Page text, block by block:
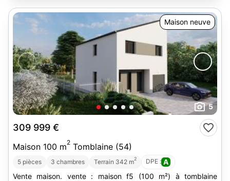
Maison neuve
5
309 999 €
Maison 100 m2 Tomblaine (54)
5 pièces 3 chambres Terrain 342 m2 DPE : A
Vente maison. vente : maison f5 (100 m²) à tomblaine